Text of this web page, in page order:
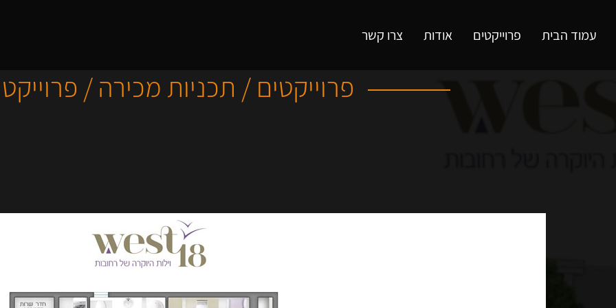
עמוד הבית פרוייקטים אודות צרו קשר
פרוייקטים / תכניות מכירה /